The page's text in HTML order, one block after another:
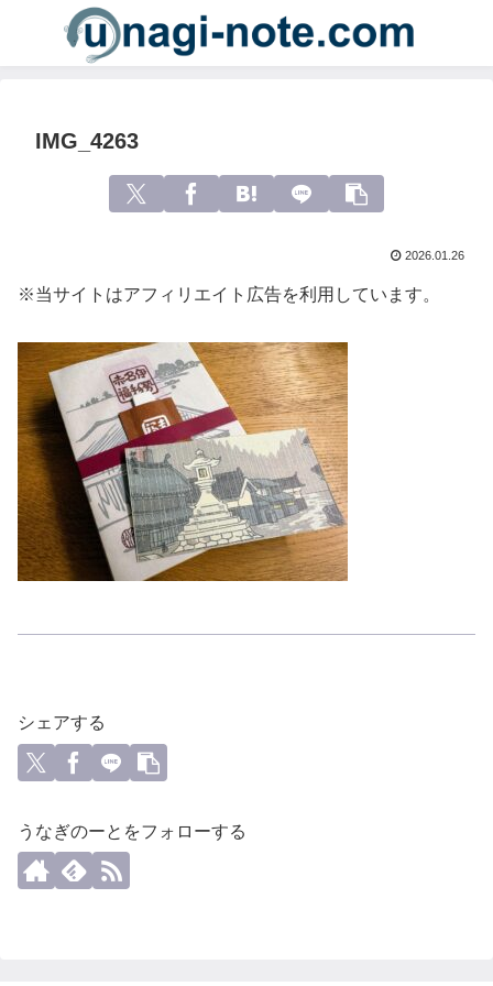
IMG_4263
2026.01.26
※当サイトはアフィリエイト広告を利用しています。
シェアする
うなぎのーとをフォローする